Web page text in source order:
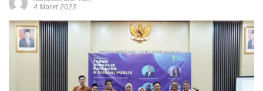
4 Maret 2023